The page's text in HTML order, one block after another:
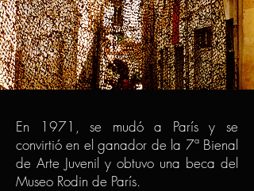
En 1971, se mudó a París y se
convirtió en el ganador de la 7ª Bienal
de Arte Juvenil y obtuvo una beca del
Museo Rodin de París.